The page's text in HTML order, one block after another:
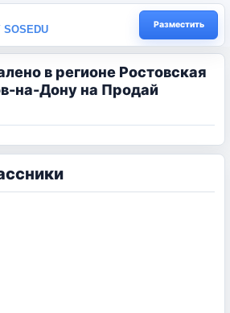
SOSEDU Разместить
в регионе Ростовская
на-Дону на Продай